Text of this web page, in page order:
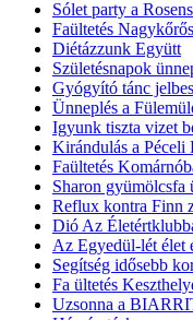
Sólet party a
Faültetés
Diétázzunk Együtt
Születésnapok
Gyógyító tánc
Ünneplés a
Igyunk tiszta vizet
Kirándulás a Péceli
Faültetés
Sharon gyümölcsfa
Reflux kontra Finn
Dió Az
Az Egyedül-lét élet
Segítség idősebb
Fa ültetés
Uzsonna a